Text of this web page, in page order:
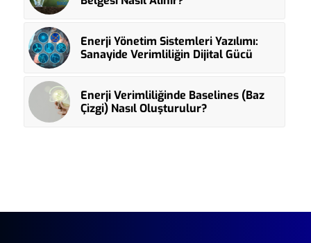
Enerji Yönetim Sistemleri Yazılımı:
Sanayide Verimliliğin Dijital Gücü
Enerji Verimliliğinde Baselines (Baz
Çizgi) Nasıl Oluşturulur?